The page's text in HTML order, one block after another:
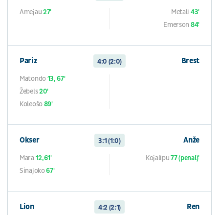
Amejau27' Metali 43'
Emerson 84'
Pariz 4:0 (2:0) Brest
Matondo13, 67'
Žebels20'
Koleošo89'
Okser 3:1 (1:0) Anže
Mara 12,61'
Sinajoko67'
Kojalipu77 (penal)'
Lion 4:2 (2:1) Ren